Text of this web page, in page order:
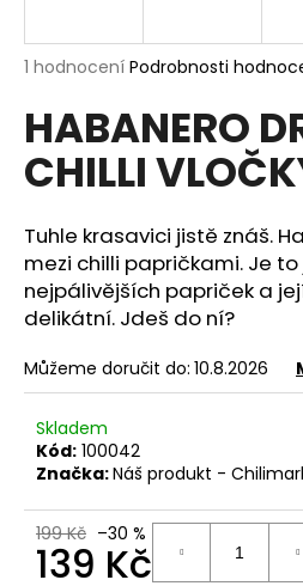
Průměrné
produktu
je
5,0
z
hvězdiček.
1 hodnocení Podrobnosti
HABANERO
CHILLI
Tuhle krasavici jistě znáš.
mezi chilli papričkami. Je
nejpálivějších papriček a
delikátní. Jdeš do ní?
Můžeme doručit do: 10.8.2026
Skladem
Kód: 100042
Značka:Náš produkt -
199 Kč –30 %
139 Kč
j
t
?
HLEDAT
D
p
o
u
č